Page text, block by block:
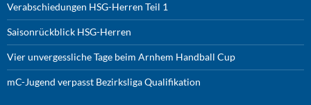
Verabschiedungen HSG-Herren Teil 1
Saisonrückblick HSG-Herren
Vier unvergessliche Tage beim Arnhem Handball Cup
mC-Jugend verpasst Bezirksliga Qualifikation